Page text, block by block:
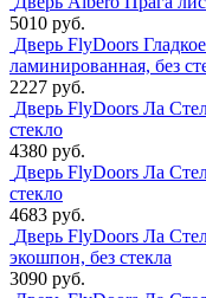
5010 руб.
Дверь FlyDoors
ламинированная, без
2227 руб.
Дверь FlyDoors Ла
стекло
4380 руб.
Дверь FlyDoors Ла
стекло
4683 руб.
Дверь FlyDoors Ла
экошпон, без стекла
3090 руб.